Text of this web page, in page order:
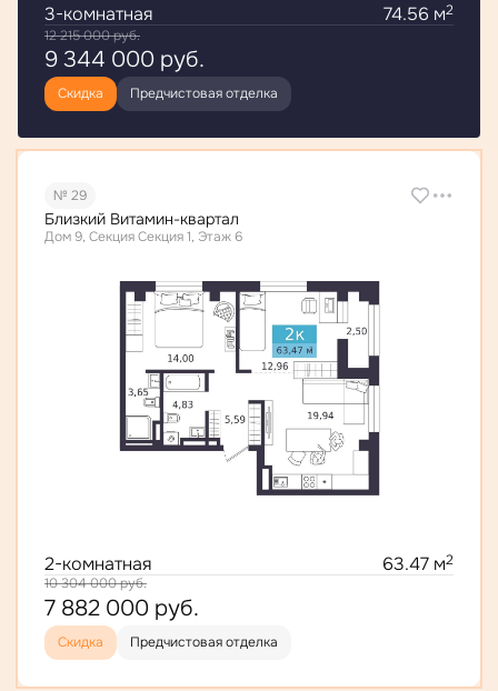
3-комнатная 74.56 м2
12 215 000руб.
9 344 000 руб.
Скидка Предчистовая отделка
№ 29
Близкий Витамин-квартал
Дом 9, Секция Секция 1, Этаж 6
2-комнатная 63.47 м2
10 304 000руб.
7 882 000 руб.
Скидка Предчистовая отделка